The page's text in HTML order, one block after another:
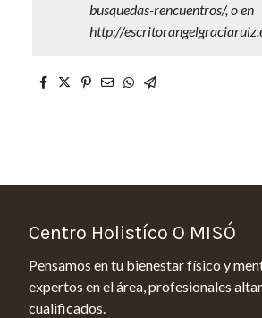
busquedas-rencuentros/, o en
http://
Centro Holistíco O MISÓ
Pensamos en tu bienestar físico y
expertos en el área, profesionales
cualificados.